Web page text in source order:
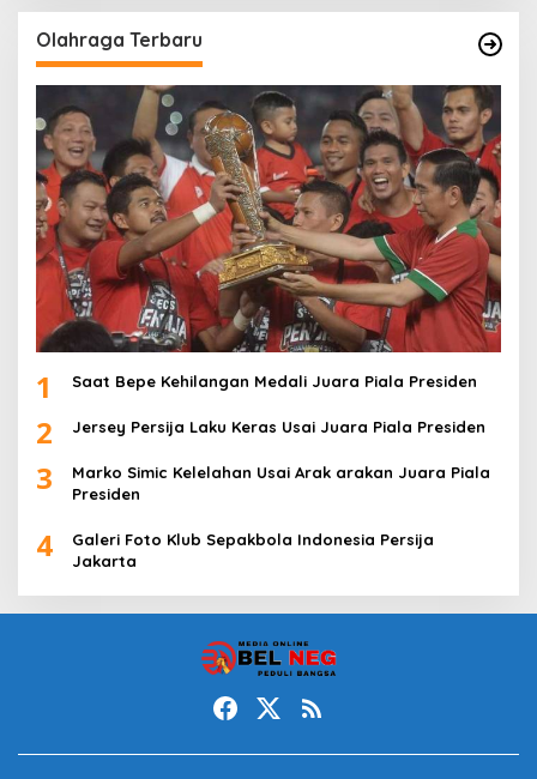
Olahraga Terbaru
1 Saat Bepe Kehilangan Medali Juara Piala Presiden
2 Jersey Persija Laku Keras Usai Juara Piala Presiden
3
Marko Simic Kelelahan Usai Arak arakan Juara Piala
Presiden
4
Galeri Foto Klub Sepakbola Indonesia Persija
Jakarta